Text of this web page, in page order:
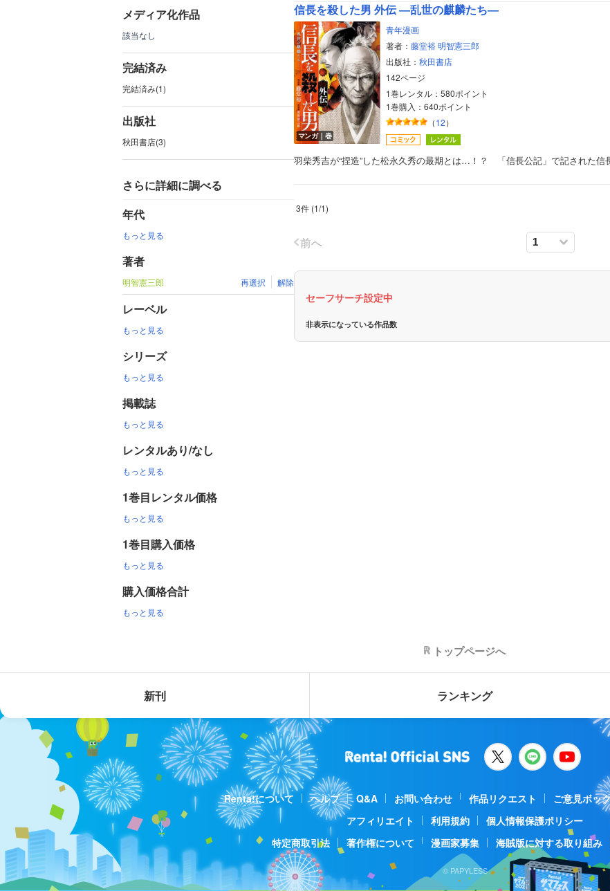
メディア化作品
該当なし
完結済み
完結済み(1)
出版社
秋田書店(3)
さらに詳細に調べる
年代
もっと見る
著者
明智憲三郎 再選択 解除
レーベル
もっと見る
シリーズ
もっと見る
掲載誌
もっと見る
レンタルあり/なし
もっと見る
1巻目レンタル価格
もっと見る
1巻目購入価格
もっと見る
購入価格合計
もっと見る
ボーイズラブ
ティーンズラブ
美女・美少女
信長を殺した男 外伝 ―乱世の麒麟たち―
マンガ｜巻
青年漫画
著者： 藤堂裕 明智憲三郎
出版社： 秋田書店
142ページ
1巻レンタル：580ポイント
1巻購入：640ポイント
（12）
羽柴秀吉が“捏造”した松永久秀の最期とは…！？ 「信長公記」で記された
3件 (1/1)
前へ
セーフサーチ設定中
非表示になっている作品数
トップページへ
新刊 ランキング
Renta!について ヘルプ Q&A お問い合わせ 作品リクエスト ご意見ボッ
アフィリエイト
利用規約
個人情報保護ポリシー
特定商取引法
著作権について 漫画家募集 海賊版に対する取り組み
© PAPYLESS